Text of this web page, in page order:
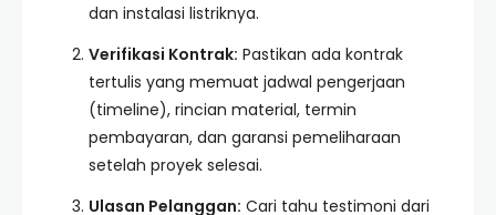
dan instalasi listriknya.
Verifikasi Kontrak: Pastikan ada kontrak
tertulis yang memuat jadwal pengerjaan
(timeline), rincian material, termin
pembayaran, dan garansi pemeliharaan
setelah proyek selesai.
Ulasan Pelanggan: Cari tahu testimoni dari